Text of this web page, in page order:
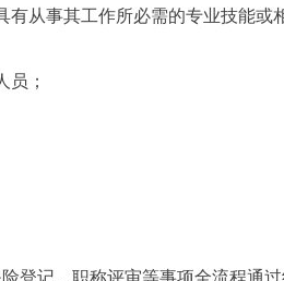
从事其工作所必需的专业技能或
员；
登记、职称评审等事项全流程通